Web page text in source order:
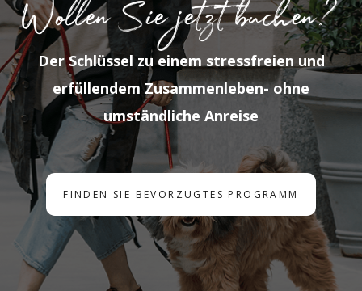
Wollen Sie jetzt buchen?
Der Schlüssel zu einem stressfreien und
erfüllendem Zusammenleben- ohne
umständliche Anreise
FINDEN SIE BEVORZUGTES PROGRAMM